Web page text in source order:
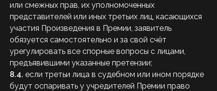
или смежных прав, их уполномоченных
представителей или иных третьих лиц, касающихся
участия Произведения в Премии, заявитель
обязуется самостоятельно и за свой счёт
урегулировать все спорные вопросы с лицами,
предъявившими указанные претензии;
8.4. если третьи лица в судебном или ином порядке
будут оспаривать у учредителей Премии право